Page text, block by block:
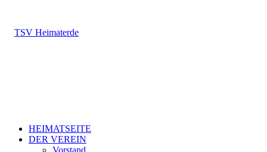
HEIMATSEITE
DER VEREIN
Vorstand